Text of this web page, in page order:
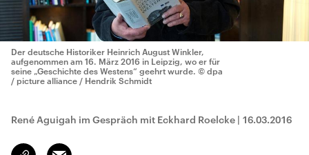
Der deutsche Historiker Heinrich August Winkler,
aufgenommen am 16. März 2016 in Leipzig, wo er für
seine „Geschichte des Westens“ geehrt wurde. © dpa
/ picture alliance / Hendrik Schmidt
René Aguigah im Gespräch mit Eckhard Roelcke | 16.03.2016
Link
Email